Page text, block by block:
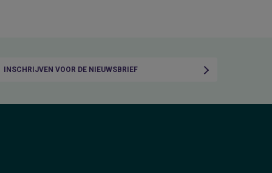
INSCHRIJVEN VOOR DE NIEUWSBRIEF